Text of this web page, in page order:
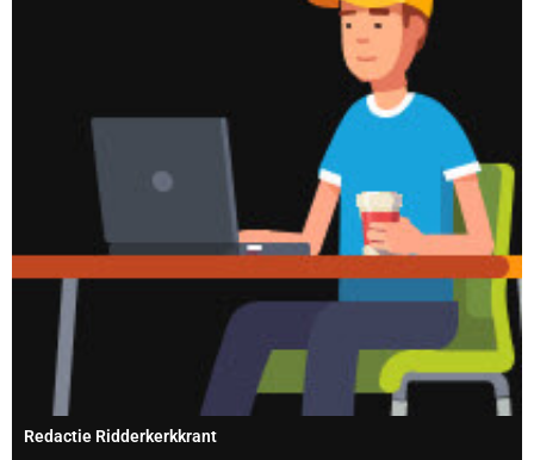
Redactie Ridderkerkkrant